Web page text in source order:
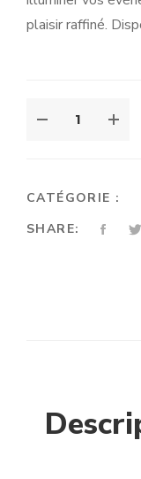
plaisir raffiné.
–
VOYAGE
CATÉGORIE :
SHARE: